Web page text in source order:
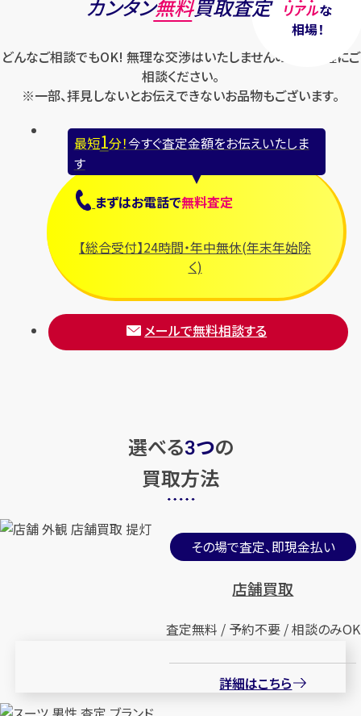
リアルな
相場！
カンタン無料買取査定
どんなご相談でもOK! 無理な交渉はいたしませんのでお気軽にご
相談ください。
※一部、拝見しないとお伝えできないお品物もございます。
最短1分！今すぐ査定金額をお伝えいたしま
す
まずはお電話で無料査定
【総合受付】24時間・年中無休(年末年始除
く)
メールで無料相談する
選べる3つの
買取方法
その場で査定、即現金払い
店舗買取
査定無料 / 予約不要 / 相談のみOK
詳細はこちら